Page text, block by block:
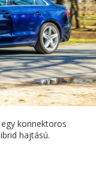
konnektoros
hajtású.